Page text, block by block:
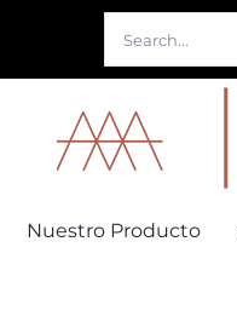
Nuestro Producto